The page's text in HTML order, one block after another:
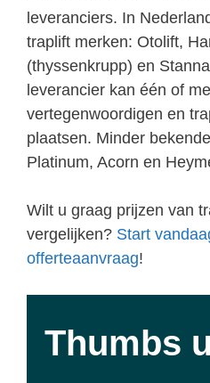
leveranciers. In
traplift merken: Otolift,
(thyssenkrupp) en
leverancier kan één of
vertegenwoordigen en
plaatsen. Minder
Platinum, Acorn en
Wilt u graag prijzen van
vergelijken? Start
offerteaanvraag!
Thumbs